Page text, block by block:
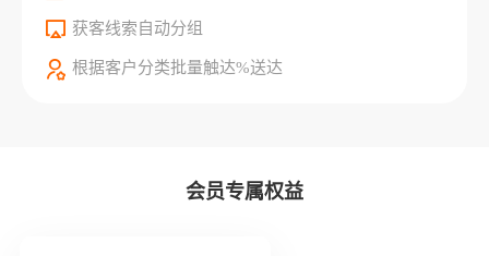
获客线索自动分组
根据客户分类批量触达%送达
会员专属权益